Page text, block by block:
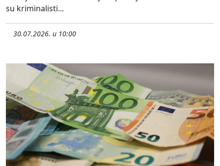
su kriminalisti...
30.07.2026. u 10:00